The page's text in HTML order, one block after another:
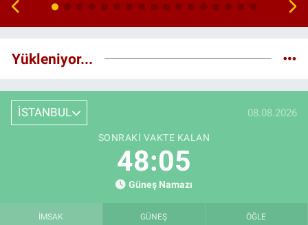
Yükleniyor...
İSTANBUL 08.08.2026
SONRAKI VAKTE KALAN
48:04
Güneş Namazı
İMSAK GÜNEŞ ÖĞLE